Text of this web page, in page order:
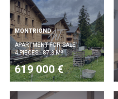
MONTRIOND
APARTMENT FOR SALE
4 PIECES - 87.3 M²
619 000 €